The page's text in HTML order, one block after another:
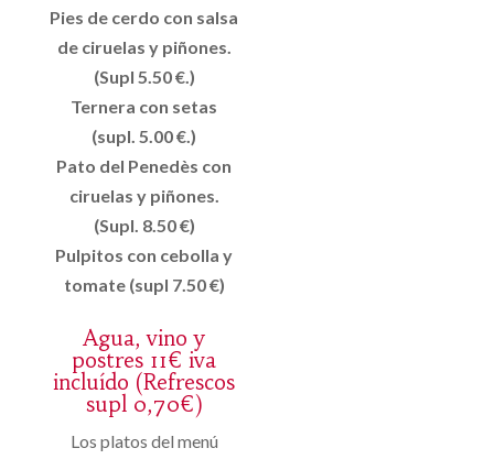
Pies de cerdo con salsa
de ciruelas y piñones.
(Supl 5.50 €.)
Ternera con setas
(supl. 5.00 €.)
Pato del Penedès con
ciruelas y piñones.
(Supl. 8.50 €)
Pulpitos con cebolla y
tomate (supl 7.50 €)
Agua, vino y
postres 11€ iva
incluído (Refrescos
supl 0,70€)
Los platos del menú